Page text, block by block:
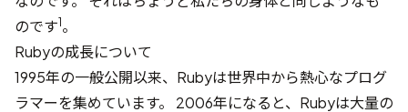
のです1 。
Rubyの成長について
1995年の一般公開以来、Rubyは世界中から熱心なプログ
ラマーを集めています。 2006年になると、Rubyは大量の